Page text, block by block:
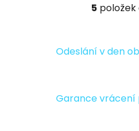
á
c
í
5
Odeslání v den
Garance vrácení